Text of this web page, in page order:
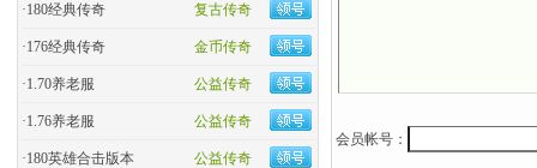
复古传奇
·180经典传奇
金币传奇
·176经典传奇
公益传奇
·1.70养老服
公益传奇
·1.76养老服
公益传奇
·180英雄合击版本
会员帐号：